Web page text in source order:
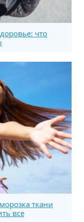
что
ткани
все